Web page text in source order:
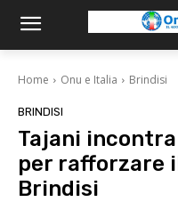
Home Onu e Italia Brindisi
BRINDISI
Tajani
per rafforzare
Brindisi